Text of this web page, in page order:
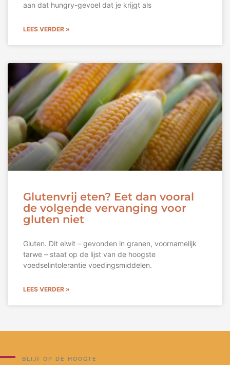
aan dat hungry-gevoel dat je krijgt als
LEES VERDER »
Glutenvrij eten? Eet dan vooral
de volgende vervanging voor
gluten niet
Gluten. Dit eiwit – gevonden in granen, voornamelijk
tarwe – staat op de lijst van de hoogste
voedselintolerantie voedingsmiddelen.
LEES VERDER »
BLIJF OP DE HOOGTE